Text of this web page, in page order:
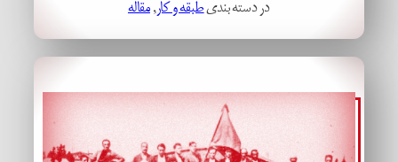
در دسته بندیطبقه و کار, مقاله